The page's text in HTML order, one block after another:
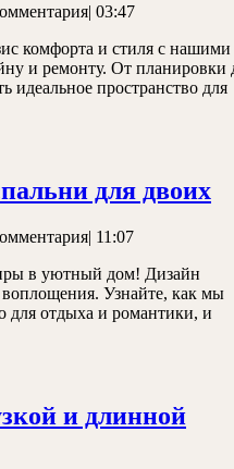
спальни
| 03:47
комфорта и стиля с нашими
и ремонту. От планировки
идеальное пространство для
для двоих
| 11:07
в уютный дом! Дизайн
Узнайте, как мы
для отдыха и романтики, и
и длинной